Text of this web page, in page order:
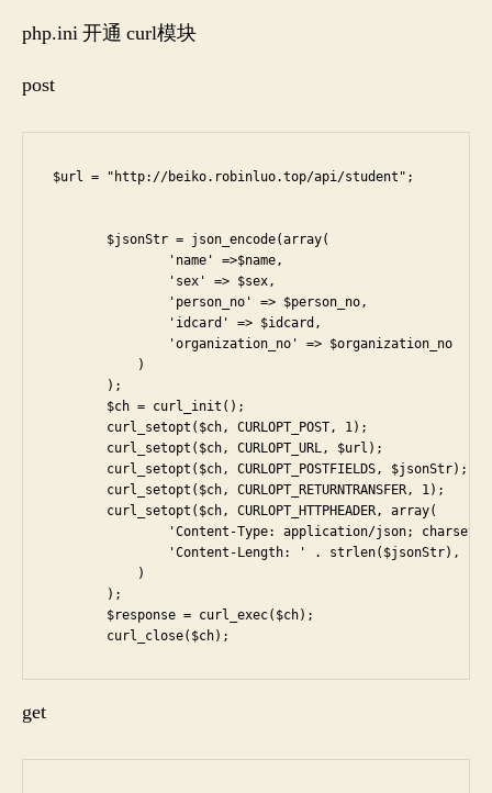
php.ini 开通 curl模块
post
$url = "http://beiko.robinluo.top/api/student";
        $jsonStr = json_encode(array(
                'name' =>$name,
                'sex' => $sex,
                'person_no' => $person_no,
                'idcard' => $idcard,
                'organization_no' => $organization_no
            )
        );
        $ch = curl_init();
        curl_setopt($ch, CURLOPT_POST, 1);
        curl_setopt($ch, CURLOPT_URL, $url);
        curl_setopt($ch, CURLOPT_POSTFIELDS, $jsonStr);
        curl_setopt($ch, CURLOPT_RETURNTRANSFER, 1);
        curl_setopt($ch, CURLOPT_HTTPHEADER, array(
'Content-Type: application/json;
                'Content-Length: ' . strlen($jsonStr),
            )
        );
        $response = curl_exec($ch);
        curl_close($ch);
get